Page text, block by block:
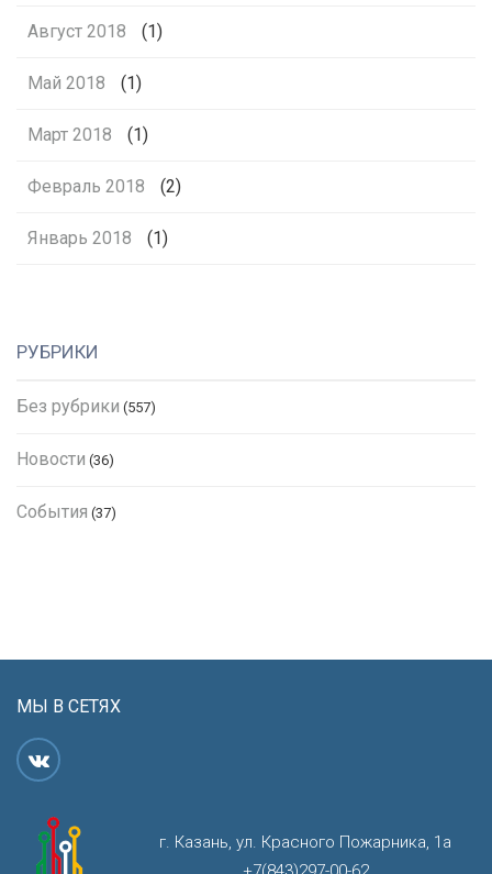
Август 2018 (1)
Май 2018 (1)
Март 2018 (1)
Февраль 2018 (2)
Январь 2018 (1)
РУБРИКИ
Без рубрики (557)
Новости (36)
События (37)
МЫ В СЕТЯХ
г. Казань, ул. Красного Пожарника, 1а